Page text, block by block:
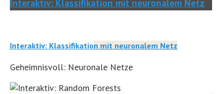
Interaktiv: Klassifikation mit neuronalem Netz
Interaktiv: Klassifikation mit neuronalem Netz
Geheimnisvoll: Neuronale Netze